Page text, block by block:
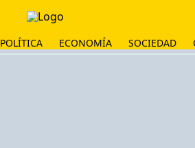
POLÍTICA ECONOMÍA SOCIEDAD